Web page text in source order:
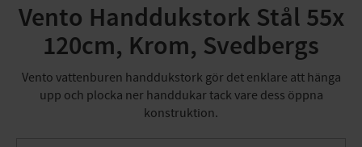
Vento Handdukstork Stål 55x
120cm, Krom, Svedbergs
Vento vattenburen handdukstork gör det enklare att hänga
upp och plocka ner handdukar tack vare dess öppna
konstruktion.